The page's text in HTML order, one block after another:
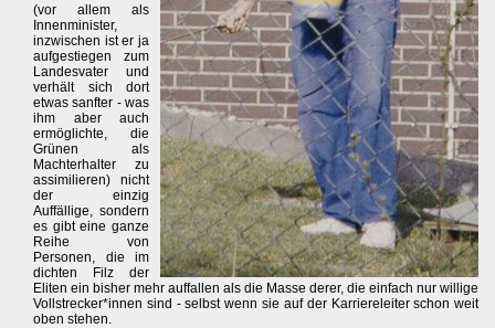
(vor allem als
Innenminister,
inzwischen ist er ja
aufgestiegen zum
Landesvater und
verhält sich dort
etwas sanfter - was
ihm aber auch
ermöglichte, die
Grünen als
Machterhalter zu
assimilieren) nicht
der einzig
Auffällige, sondern
es gibt eine ganze
Reihe von
Personen, die im
dichten Filz der
Eliten ein bisher mehr auffallen als die Masse derer, die einfach nur willige
Vollstrecker*innen sind - selbst wenn sie auf der Karriereleiter schon weit
oben stehen.